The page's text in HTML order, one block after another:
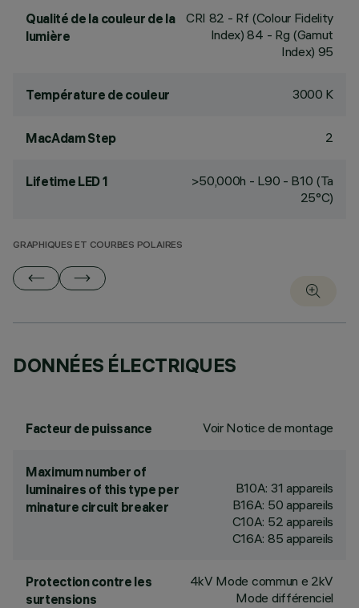
Qualité de la couleur de la
lumière
CRI 82 - Rf (Colour Fidelity
Index) 84 - Rg (Gamut
Index) 95
Température de couleur 3000 K
MacAdam Step 2
Lifetime LED 1
>50,000h - L90 - B10 (Ta
25°C)
GRAPHIQUES ET COURBES POLAIRES
DONNÉES ÉLECTRIQUES
Facteur de puissance Voir Notice de montage
Maximum number of
luminaires of this type per
minature circuit breaker
B10A: 31 appareils
B16A: 50 appareils
C10A: 52 appareils
C16A: 85 appareils
Protection contre les
surtensions
4kV Mode commun e 2kV
Mode différenciel